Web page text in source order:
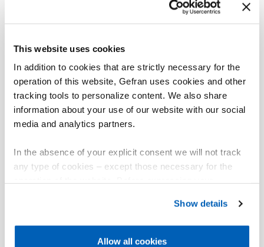
This website uses cookies
In addition to cookies that are strictly necessary for the
operation of this website, Gefran uses cookies and other
tracking tools to personalize content. We also share
information about your use of our website with our social
media and analytics partners.
In the absence of your explicit consent we will not track
any type of cookies – except those necessary for the
Gefran - Cookie
policy.
Show details
Allow all cookies
cartolina removibile
Frontalmente é disponibile una porta USB proveniente
la protezione IP65. Questo permette un facile accesso
(import/export) ai dati dell’applicazione.
Differenti protocolli di comunicazione proposti:
Seriale ad alta velocità [GT-TAST] per un uso
“punto a punto” di una singola tastiera con
CANopen, per applicazioni dove è richiesta la
remotazione e/o l’adozione di più tastiere.
digitali, il cui stato é visibile via software.